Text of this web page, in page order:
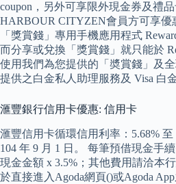
coupon，另外可享限外現金券及禮
HARBOUR CITYZEN會員方可享優
「獎賞錢」專用手機應用程式
而分享或兌換「獎賞錢」就只能於
使用我們為您提供的「奬賞錢」及
提供之白金私人助理服務及 Visa 白
滙豐銀行信用卡優惠: 信用卡
滙豐信用卡循環信用利率：5.68% 至
104 年 9 月 1 日。 每筆預借現金手
現金金額 x 3.5%；其他費用請洽本
於直接進入Agoda網頁()或Agoda